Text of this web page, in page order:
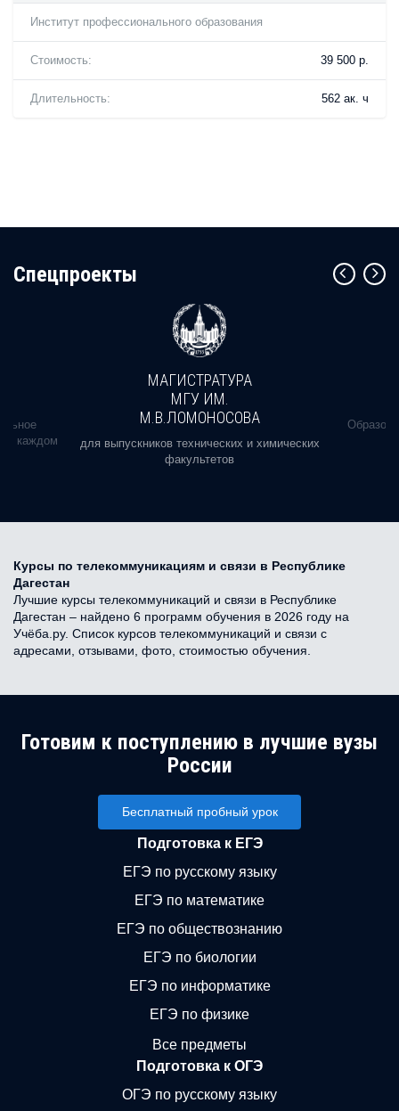
Институт профессионального образования
Стоимость: 39 500 р.
Длительность: 562 ак. ч
Cпецпроекты
в каждом
МАГИСТРАТУРА
МГУ ИМ.
М.В.ЛОМОНОСОВА
для выпускников технических и химических
факультетов
Курсы по телекоммуникациям и связи в Республике
Дагестан
Лучшие курсы телекоммуникаций и связи в Республике
Дагестан – найдено 6 программ обучения в 2026 году на
Учёба.ру. Список курсов телекоммуникаций и связи с
адресами, отзывами, фото, стоимостью обучения.
Готовим к поступлению в лучшие вузы
России
Бесплатный пробный урок
Подготовка к ЕГЭ
ЕГЭ по русскому языку
ЕГЭ по математике
ЕГЭ по обществознанию
ЕГЭ по биологии
ЕГЭ по информатике
ЕГЭ по физике
Все предметы
Подготовка к ОГЭ
ОГЭ по русскому языку